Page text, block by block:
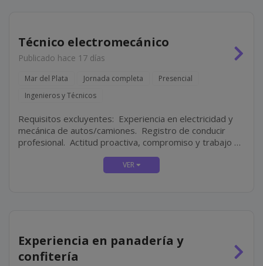
Técnico electromecánico
Publicado hace 17 días
Mar del Plata Jornada completa
Presencial
Ingenieros y Técnicos
Requisitos excluyentes: Experiencia en electricidad y
mecánica de autos/camiones. Registro de conducir
profesional. Actitud proactiva, compromiso y trabajo en
equipo. Disponibilidad full-time.
Experiencia en panadería y
confitería